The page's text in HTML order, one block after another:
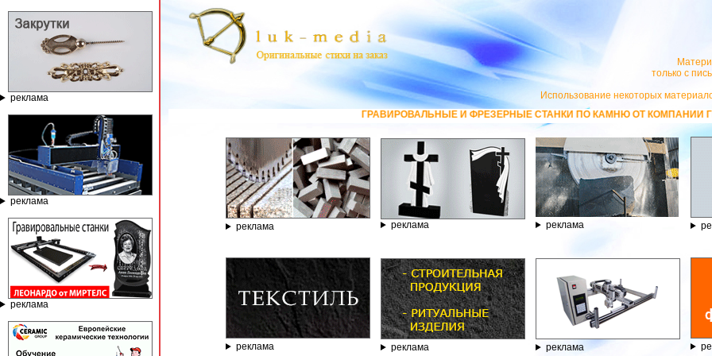
реклама
реклама
реклама
только с
Использование некоторых
ГРАВИРОВАЛЬНЫЕ И ФРЕЗЕРНЫЕ СТАНКИ ПО КАМНЮ ОТ КОМПАНИИ ГРАВЁР - ТЕЛЕФОН
реклама реклама реклама
реклама реклама реклама